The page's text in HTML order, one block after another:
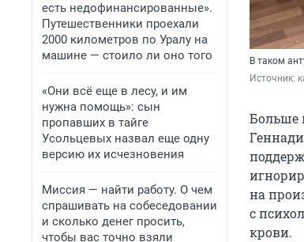
есть недофинансированные».
Путешественники проехали
2000 километров по Уралу на
машине — стоило ли оно того
«Они всё еще в лесу, и им
нужна помощь»: сын
пропавших в тайге
Усольцевых назвал еще одну
версию их исчезновения
Миссия — найти работу. О чем
спрашивать на собеседовании
и сколько денег просить,
чтобы вас точно взяли
В таком
Источник:
Больше
на
с
крови.